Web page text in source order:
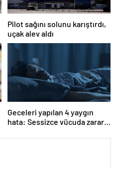
Pilot sağını solunu karıştırdı,
uçak alev aldı
Geceleri yapılan 4 yaygın
hata: Sessizce vücuda zarar